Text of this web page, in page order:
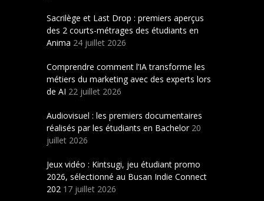
Sacrilège et Last Drop : premiers aperçus
des 2 courts-métrages des étudiants en
Anima 24 juillet 2026
Comprendre comment l’IA transforme les
métiers du marketing avec des experts lors
de AI 22 juillet 2026
Audiovisuel : les premiers documentaires
réalisés par les étudiants en Bachelor 20
juillet 2026
Jeux vidéo : Kintsugi, jeu étudiant promo
2026, sélectionné au Busan Indie Connect
202 17 juillet 2026